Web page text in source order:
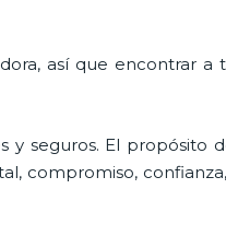
así que encontrar a
y seguros. El propósito
compromiso,